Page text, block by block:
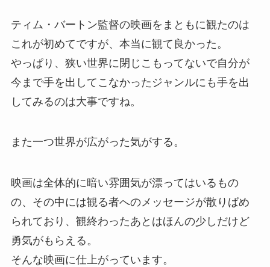
ティム・バートン監督の映画をまともに観たのは
これが初めてですが、本当に観て良かった。
やっぱり、狭い世界に閉じこもってないで自分が
今まで手を出してこなかったジャンルにも手を出
してみるのは大事ですね。
また一つ世界が広がった気がする。
映画は全体的に暗い雰囲気が漂ってはいるもの
の、その中には観る者へのメッセージが散りばめ
られており、観終わったあとはほんの少しだけど
勇気がもらえる。
そんな映画に仕上がっています。